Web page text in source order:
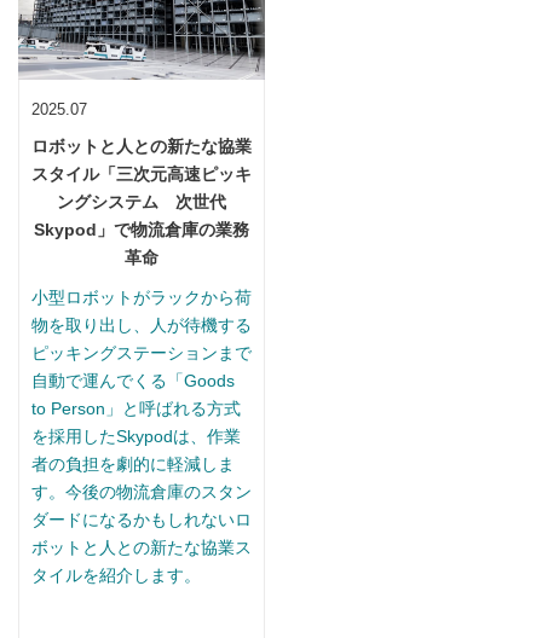
2025.07
ロボットと人との新たな協業
スタイル「三次元高速ピッキ
ングシステム 次世代
Skypod」で物流倉庫の業務
革命
小型ロボットがラックから荷
物を取り出し、人が待機する
ピッキングステーションまで
自動で運んでくる「Goods
to Person」と呼ばれる方式
を採用したSkypodは、作業
者の負担を劇的に軽減しま
す。今後の物流倉庫のスタン
ダードになるかもしれないロ
ボットと人との新たな協業ス
タイルを紹介します。